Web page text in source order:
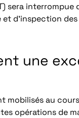
sera
d’inspection
une
mobilisés au
opérations de